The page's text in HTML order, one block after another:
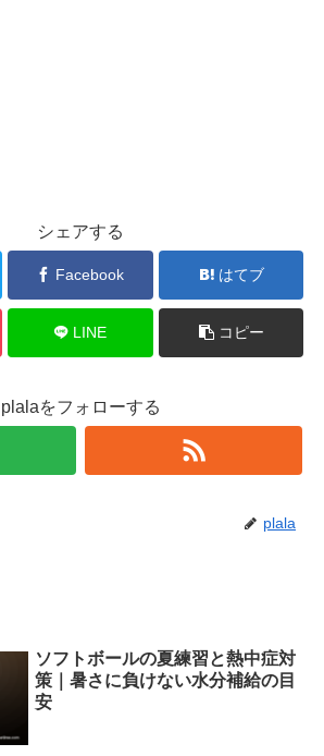
シェアする
Facebook はてブ
LINE コピー
plalaをフォローする
plala
ソフトボールの夏練習と熱中症対
策｜暑さに負けない水分補給の目
安